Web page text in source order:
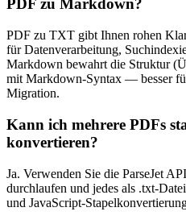
PDF zu Markdown?
PDF zu TXT gibt Ihnen rohen
für Datenverarbeitung,
Markdown bewahrt die Struktur
mit Markdown-Syntax — besser
Migration.
Kann ich mehrere PDFs
konvertieren?
Ja. Verwenden Sie die ParseJet
durchlaufen und jedes als .txt-
und JavaScript-